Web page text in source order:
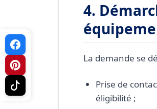
4.
La demande se
Prise de
éligibilité ;